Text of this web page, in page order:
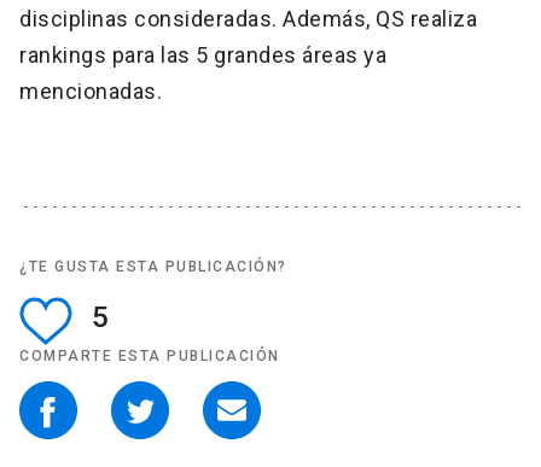
disciplinas consideradas. Además, QS realiza
rankings para las 5 grandes áreas ya
mencionadas.
¿TE GUSTA ESTA PUBLICACIÓN?
5
COMPARTE ESTA PUBLICACIÓN